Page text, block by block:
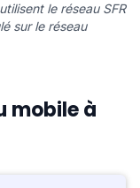
le réseau SFR
sur le réseau
mobile à